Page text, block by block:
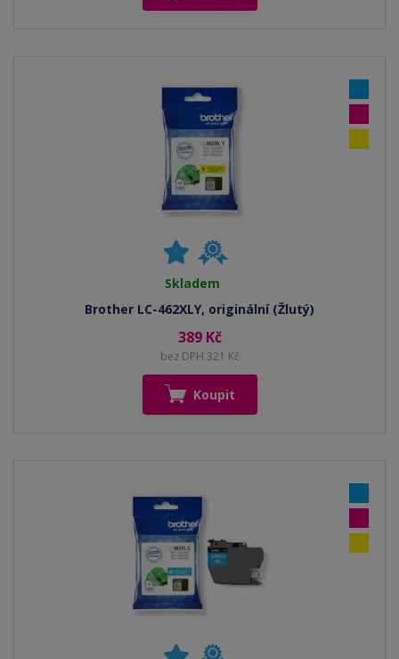
Skladem
Brother LC-462XLY, originální (Žlutý)
389 Kč
bez DPH 321 Kč
Koupit